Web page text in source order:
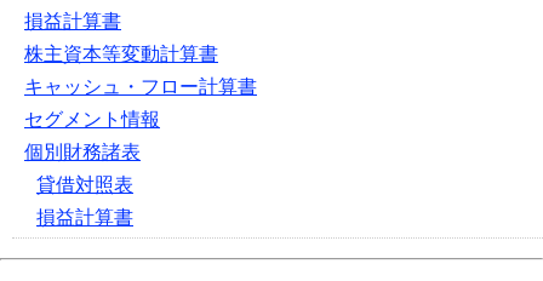
損益計算書
株主資本等変動計算書
キャッシュ・フロー計算書
セグメント情報
個別財務諸表
貸借対照表
損益計算書